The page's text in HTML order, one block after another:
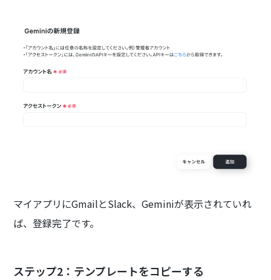
マイアプリにGmailとSlack、Geminiが表示されていれ
ば、登録完了です。
ステップ2：テンプレートをコピーする